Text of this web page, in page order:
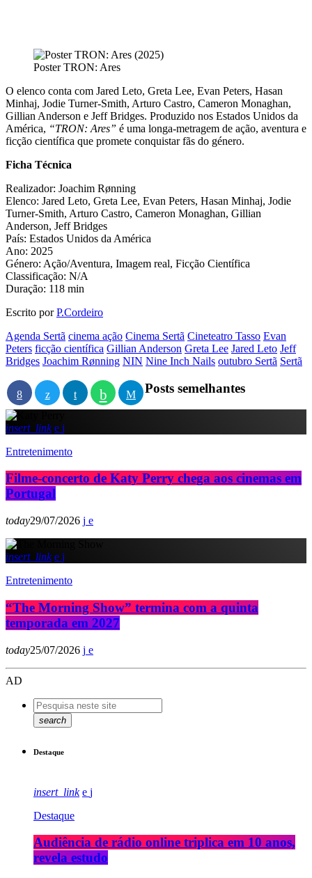
Poster TRON: Ares
O elenco conta com Jared Leto, Greta Lee, Evan Peters, Hasan
Minhaj, Jodie Turner-Smith, Arturo Castro, Cameron Monaghan,
Gillian Anderson e Jeff Bridges. Produzido nos Estados Unidos da
América, “TRON: Ares” é uma longa-metragem de ação, aventura e
ficção científica que promete conquistar fãs do género.
Ficha Técnica
Realizador: Joachim Rønning
Elenco: Jared Leto, Greta Lee, Evan Peters, Hasan Minhaj, Jodie
Turner-Smith, Arturo Castro, Cameron Monaghan, Gillian
Anderson, Jeff Bridges
País: Estados Unidos da América
Ano: 2025
Género: Ação/Aventura, Imagem real, Ficção Científica
Classificação: N/A
Duração: 118 min
Escrito porP.Cordeiro
Agenda Sertã cinema ação Cinema Sertã Cineteatro Tasso Evan
Peters ficção científica Gillian Anderson Greta Lee Jared Leto Jeff
Bridges Joachim Rønning NIN Nine Inch Nails outubro Sertã Sertã
Posts semelhantes
insert_link
Entretenimento
Filme-concerto de Katy Perry chega aos cinemas em
Portugal
today29/07/2026
insert_link
Entretenimento
“The Morning Show” termina com a quinta
temporada em 2027
today25/07/2026
AD
search
Destaque
insert_link
Destaque
Audiência de rádio online triplica em 10 anos,
revela estudo